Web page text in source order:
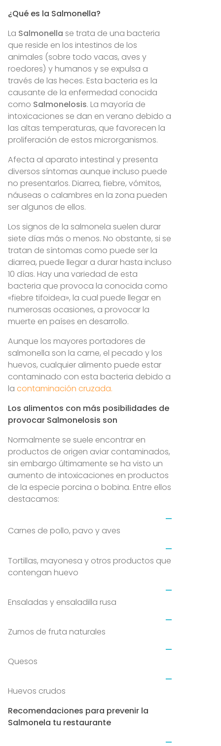
¿Qué es la Salmonella?
La Salmonella se trata de una bacteria
que reside en los intestinos de los
animales (sobre todo vacas, aves y
roedores) y humanos y se expulsa a
través de las heces. Esta bacteria es la
causante de la enfermedad conocida
como Salmonelosis. La mayoría de
intoxicaciones se dan en verano debido a
las altas temperaturas, que favorecen la
proliferación de estos microrganismos.
Afecta al aparato intestinal y presenta
diversos síntomas aunque incluso puede
no presentarlos. Diarrea, fiebre, vómitos,
náuseas o calambres en la zona pueden
ser algunos de ellos.
Los signos de la salmonela suelen durar
siete días más o menos. No obstante, si se
tratan de síntomas como puede ser la
diarrea, puede llegar a durar hasta incluso
10 días. Hay una variedad de esta
bacteria que provoca la conocida como
«fiebre tifoidea», la cual puede llegar en
numerosas ocasiones, a provocar la
muerte en países en desarrollo.
Aunque los mayores portadores de
salmonella son la carne, el pecado y los
huevos, cualquier alimento puede estar
contaminado con esta bacteria debido a
lacontaminación cruzada.
Los alimentos con más posibilidades de
provocar Salmonelosis son
Normalmente se suele encontrar en
productos de origen aviar contaminados,
sin embargo últimamente se ha visto un
aumento de intoxicaciones en productos
de la especie porcina o bobina. Entre ellos
destacamos:
Carnes de pollo, pavo y aves
Tortillas, mayonesa y otros productos que
contengan huevo
Ensaladas y ensaladilla rusa
Zumos de fruta naturales
Quesos
Huevos crudos
Recomendaciones para prevenir la
Salmonela tu restaurante